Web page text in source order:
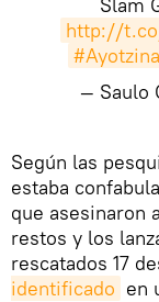
http://
— Saulo
Según las
estaba
que asesinaron
restos y los
rescatados 17
identificado en